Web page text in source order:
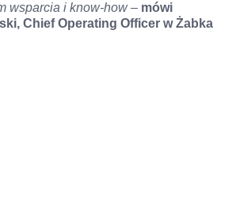
wsparcia i know-how– mówi
Chief Operating Officer w Żabka